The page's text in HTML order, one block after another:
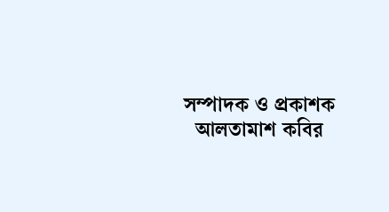
সম্পাদক ও প্রকাশক
আলতামাশ কবির